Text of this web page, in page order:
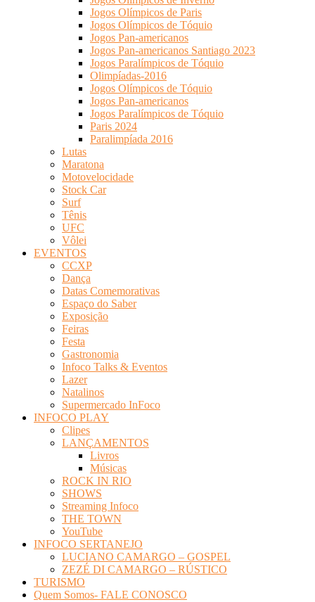
Jogos Olímpicos de Paris
Jogos Olímpicos de Tóquio
Jogos Pan-americanos
Jogos Pan-americanos Santiago 2023
Jogos Paralímpicos de Tóquio
Olimpíadas-2016
Jogos Olímpicos de Tóquio
Jogos Pan-americanos
Jogos Paralímpicos de Tóquio
Paris 2024
Paralimpíada 2016
Lutas
Maratona
Motovelocidade
Stock Car
Surf
Tênis
UFC
Vôlei
EVENTOS
CCXP
Dança
Datas Comemorativas
Espaço do Saber
Exposição
Feiras
Festa
Gastronomia
Infoco Talks & Eventos
Lazer
Natalinos
Supermercado InFoco
INFOCO PLAY
Clipes
LANÇAMENTOS
Livros
Músicas
ROCK IN RIO
SHOWS
Streaming Infoco
THE TOWN
YouTube
INFOCO SERTANEJO
LUCIANO CAMARGO – GOSPEL
ZEZÉ DI CAMARGO – RÚSTICO
TURISMO
Quem Somos- FALE CONOSCO